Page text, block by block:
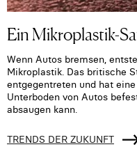
Ein Mikroplastik-
Wenn Autos bremsen,
Mikroplastik. Das britische
entgegentreten und hat
Unterboden von Autos
absaugen kann.
TRENDS DER ZUKUNFT